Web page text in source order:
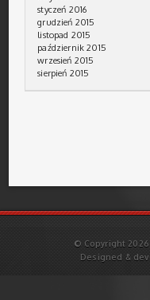
styczeń 2016
grudzień 2015
listopad 2015
październik 2015
wrzesień 2015
sierpień 2015
© Copyright
Designed &